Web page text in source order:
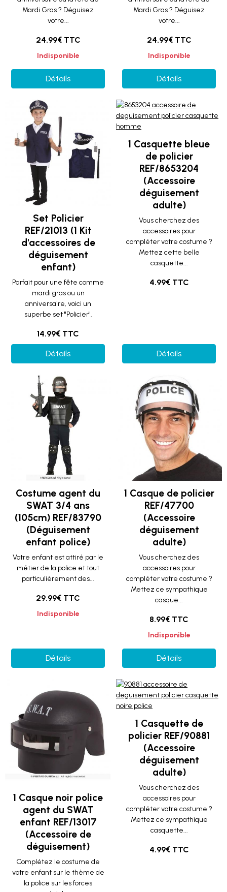
Mardi Gras ? Déguisez
votre...
24.99€ TTC
Indisponible
Détails
Mardi Gras ? Déguisez
votre...
24.99€ TTC
Indisponible
Détails
Set Policier
REF/21013 (1 Kit
d'accessoires de
déguisement
enfant)
Parfait pour une fête comme
mardi gras ou un
anniversaire, voici un
superbe set "Policier".
14.99€ TTC
Détails
1 Casquette bleue
de policier
REF/8653204
(Accessoire
déguisement
adulte)
Vous cherchez des
accessoires pour
compléter votre costume ?
Mettez cette belle
casquette...
4.99€ TTC
Détails
Costume agent du
SWAT 3/4 ans
(105cm) REF/83790
(Déguisement
enfant police)
Votre enfant est attiré par le
métier de la police et tout
particulièrement des...
29.99€ TTC
Indisponible
Détails
1 Casque de policier
REF/47700
(Accessoire
déguisement
adulte)
Vous cherchez des
accessoires pour
compléter votre costume ?
Mettez ce sympathique
casque...
8.99€ TTC
Indisponible
Détails
1 Casque noir police
agent du SWAT
enfant REF/13017
(Accessoire de
déguisement)
Complétez le costume de
votre enfant sur le thème de
la police sur les forces
1 Casquette de
policier REF/90881
(Accessoire
déguisement
adulte)
Vous cherchez des
accessoires pour
compléter votre costume ?
Mettez ce sympathique
casquette...
4.99€ TTC